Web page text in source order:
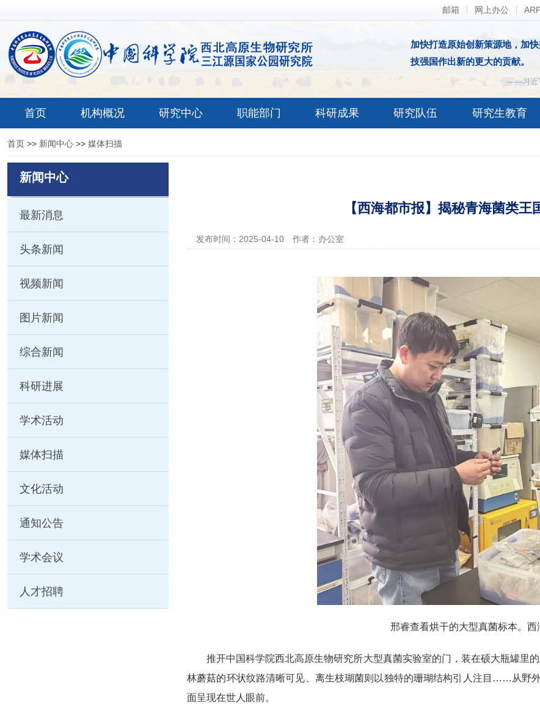
邮箱 网上办公
加快打造原始创新策源地，加
技强国作出新的更大的贡献。
——习近
首页 机构概况 研究中心 职能部门 科研成果 研究队伍 研究生教育
首页 >> 新闻中心 >> 媒体扫描
新闻中心
最新消息
头条新闻
视频新闻
图片新闻
综合新闻
科研进展
学术活动
媒体扫描
文化活动
通知公告
学术会议
人才招聘
【西海都市报】揭秘青海菌类
发布时间：2025-04-10 作者：办公室
邢睿查看烘干的大型真菌标本。
推开中国科学院西北高原生物研究所大型真菌实验室的门，装在硕大瓶罐里
林蘑菇的环状纹路清晰可见、离生枝瑚菌则以独特的珊瑚结构引人注目……从野
面呈现在世人眼前。